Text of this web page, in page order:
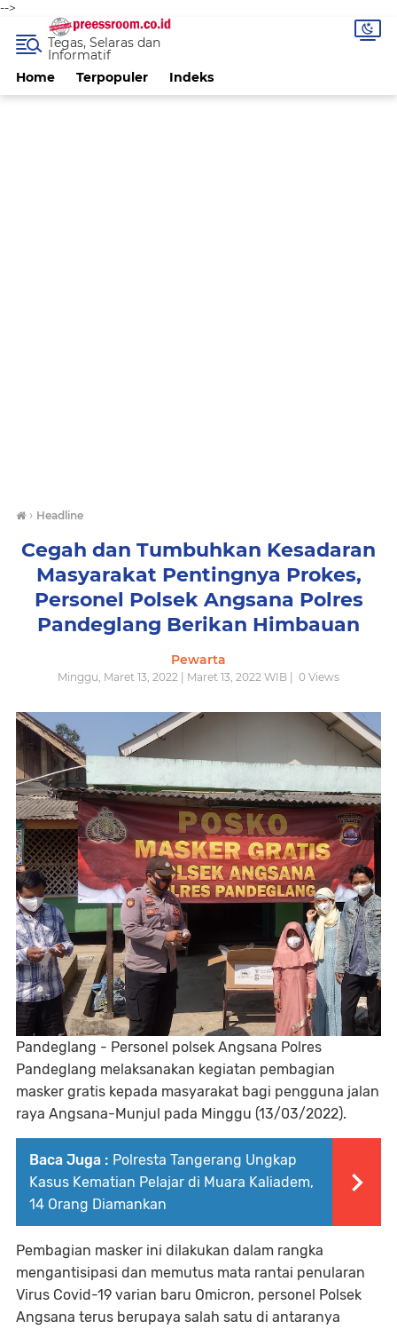
-->
Home Terpopuler Indeks
Tegas, Selaras dan
Informatif
› Headline
Cegah dan Tumbuhkan Kesadaran
Masyarakat Pentingnya Prokes,
Personel Polsek Angsana Polres
Pandeglang Berikan Himbauan
Pewarta
Minggu, Maret 13, 2022 | Maret 13, 2022 WIB | 0 Views
Pandeglang - Personel polsek Angsana Polres
Pandeglang melaksanakan kegiatan pembagian
masker gratis kepada masyarakat bagi pengguna jalan
raya Angsana-Munjul pada Minggu (13/03/2022).
Baca Juga : Polresta Tangerang Ungkap
Kasus Kematian Pelajar di Muara Kaliadem,
14 Orang Diamankan
Pembagian masker ini dilakukan dalam rangka
mengantisipasi dan memutus mata rantai penularan
Virus Covid-19 varian baru Omicron, personel Polsek
Angsana terus berupaya salah satu di antaranya